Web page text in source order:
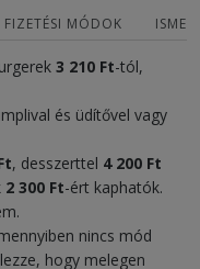
FIZETÉSI MÓDOK
3 210 Ft-tól,
és üdítővel vagy
, desszerttel 4 200 Ft
2 300 Ft-ért kaphatók.
nincs mód
hogy melegen